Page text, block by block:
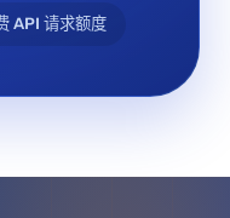
API 请求额度